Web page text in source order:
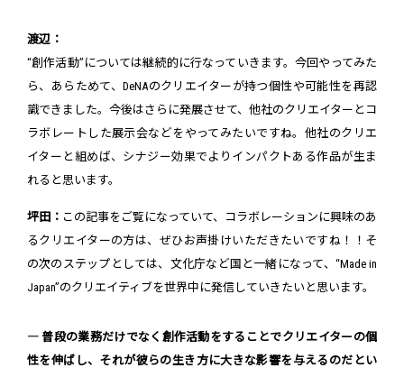
渡辺：
“創作活動”については継続的に行なっていきます。今回やってみた
ら、あらためて、DeNAのクリエイターが持つ個性や可能性を再認
識できました。今後はさらに発展させて、他社のクリエイターとコ
ラボレートした展示会などをやってみたいですね。他社のクリエ
イターと組めば、シナジー効果でよりインパクトある作品が生ま
れると思います。
坪田： この記事をご覧になっていて、コラボレーションに興味のあ
るクリエイターの方は、ぜひお声掛けいただきたいですね！！そ
の次のステップとしては、文化庁など国と一緒になって、“Made in
Japan”のクリエイティブを世界中に発信していきたいと思います。
― 普段の業務だけでなく創作活動をすることでクリエイターの個
性を伸ばし、それが彼らの生き方に大きな影響を与えるのだとい